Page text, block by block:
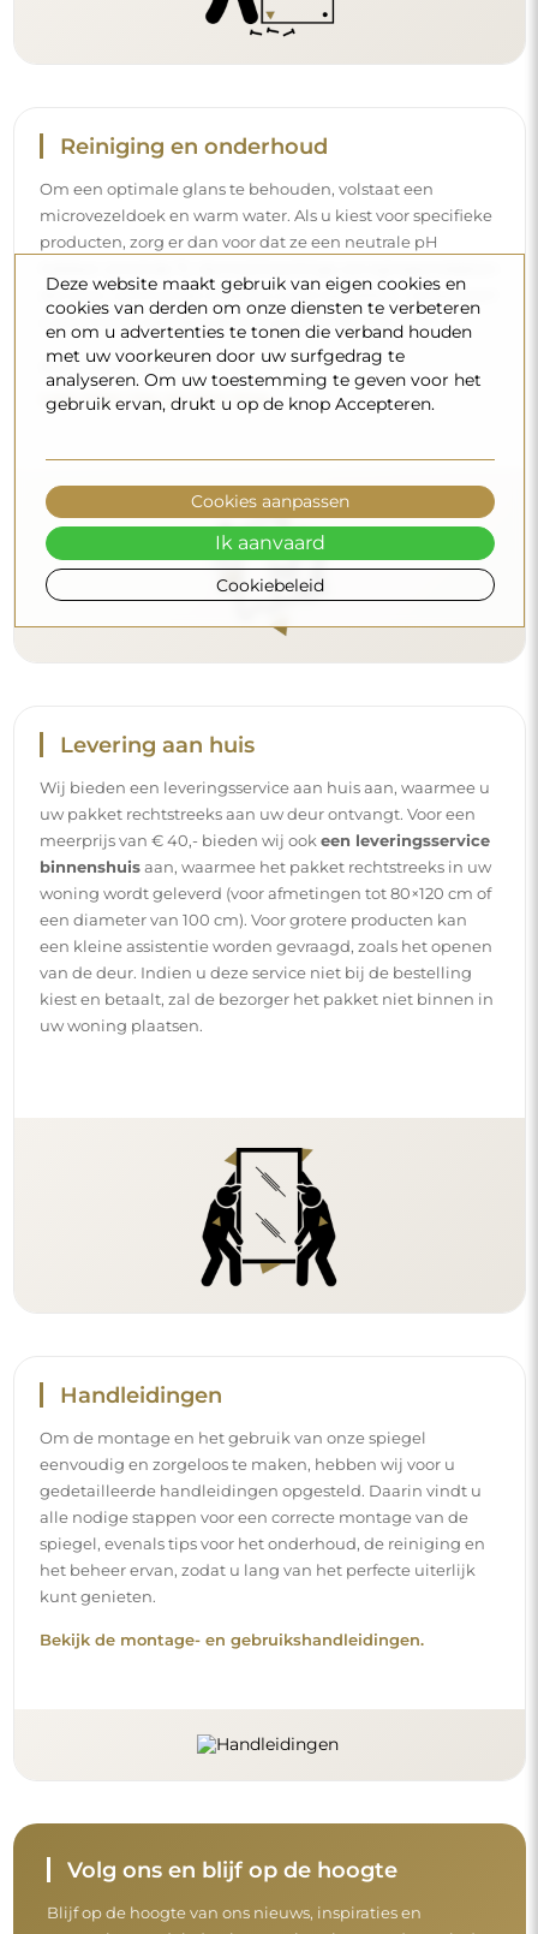
Reiniging en onderhoud
Om een optimale glans te behouden, volstaat een
microvezeldoek en warm water. Als u kiest voor specifieke
producten, zorg er dan voor dat ze een neutrale pH
die azijn, ammoniak of sterke zuren bevatten – zo bewaart
u een mooie weerspiegeling gedurende vele jaren.
Wilt u meer weten?
Lees meer tips op onze blog.
Levering aan huis
Wij bieden een leveringsservice aan huis aan, waarmee u
uw pakket rechtstreeks aan uw deur ontvangt. Voor een
meerprijs van € 40,- bieden wij ookeen leveringsservice
binnenshuisaan, waarmee het pakket rechtstreeks in uw
woning wordt geleverd (voor afmetingen tot 80×120 cm of
een diameter van 100 cm). Voor grotere producten kan
een kleine assistentie worden gevraagd, zoals het openen
van de deur. Indien u deze service niet bij de bestelling
kiest en betaalt, zal de bezorger het pakket niet binnen in
uw woning plaatsen.
Handleidingen
Om de montage en het gebruik van onze spiegel
eenvoudig en zorgeloos te maken, hebben wij voor u
gedetailleerde handleidingen opgesteld. Daarin vindt u
alle nodige stappen voor een correcte montage van de
spiegel, evenals tips voor het onderhoud, de reiniging en
het beheer ervan, zodat u lang van het perfecte uiterlijk
kunt genieten.
Bekijk de montage- en gebruikshandleidingen.
Volg ons en blijf op de hoogte
Blijf op de hoogte van ons nieuws, inspiraties en
Deze website maakt gebruik van eigen cookies en
cookies van derden om onze diensten te verbeteren
en om u advertenties te tonen die verband houden
met uw voorkeuren door uw surfgedrag te
analyseren. Om uw toestemming te geven voor het
gebruik ervan, drukt u op de knop Accepteren.
Cookiebeleid
Cookies aanpassen
Ik aanvaard